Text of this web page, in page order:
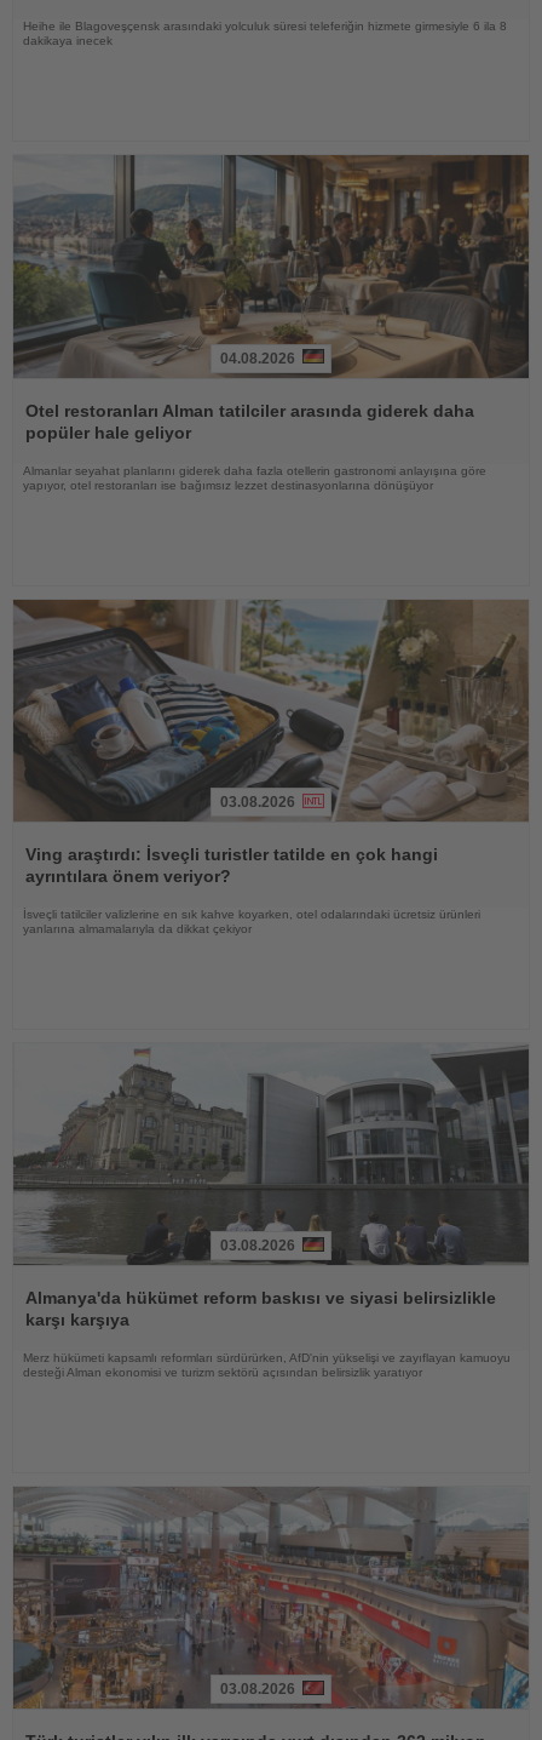
Heihe ile Blagoveşçensk arasındaki yolculuk süresi teleferiğin hizmete girmesiyle 6 ila 8
dakikaya inecek
Oku
04.08.2026
Otel restoranları Alman tatilciler arasında giderek daha
popüler hale geliyor
Almanlar seyahat planlarını giderek daha fazla otellerin gastronomi anlayışına göre
yapıyor, otel restoranları ise bağımsız lezzet destinasyonlarına dönüşüyor
Oku
03.08.2026
Ving araştırdı: İsveçli turistler tatilde en çok hangi
ayrıntılara önem veriyor?
İsveçli tatilciler valizlerine en sık kahve koyarken, otel odalarındaki ücretsiz ürünleri
yanlarına almamalarıyla da dikkat çekiyor
Oku
03.08.2026
Almanya'da hükümet reform baskısı ve siyasi belirsizlikle
karşı karşıya
Merz hükümeti kapsamlı reformları sürdürürken, AfD'nin yükselişi ve zayıflayan kamuoyu
desteği Alman ekonomisi ve turizm sektörü açısından belirsizlik yaratıyor
03.08.2026